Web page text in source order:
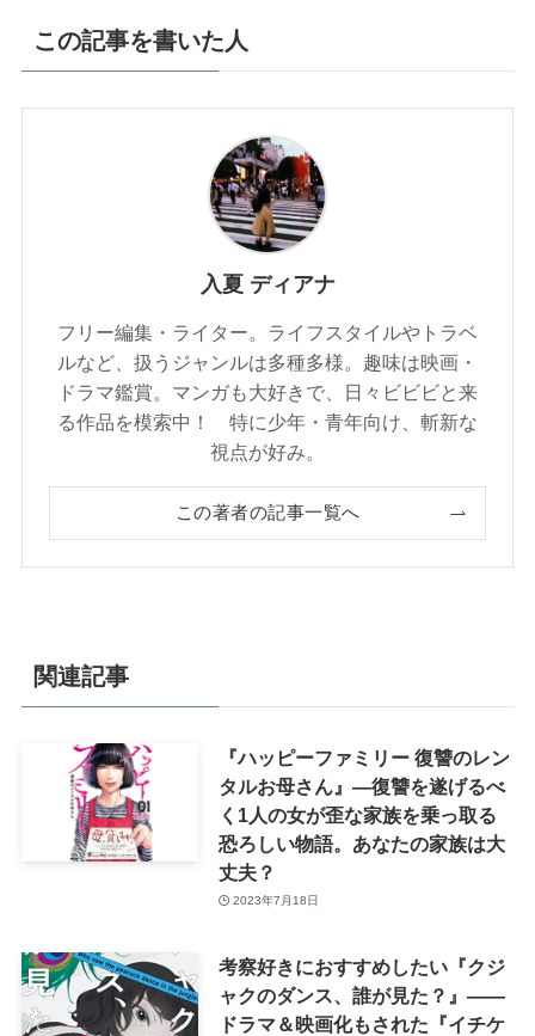
この記事を書いた人
入夏 ディアナ
フリー編集・ライター。ライフスタイルやトラベ
ルなど、扱うジャンルは多種多様。趣味は映画・
ドラマ鑑賞。マンガも大好きで、日々ビビビと来
る作品を模索中！ 特に少年・青年向け、斬新な
視点が好み。
この著者の記事一覧へ
関連記事
『ハッピーファミリー 復讐のレン
タルお母さん』―復讐を遂げるべ
く1人の女が歪な家族を乗っ取る
恐ろしい物語。あなたの家族は大
丈夫？
2023年7月18日
考察好きにおすすめしたい『クジ
ャクのダンス、誰が見た？』――
ドラマ＆映画化もされた『イチケ